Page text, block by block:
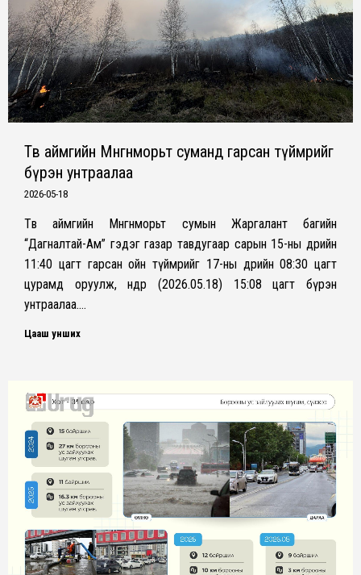
Төв аймгийн Мөнгөнморьт суманд гарсан түймрийг
бүрэн унтраалаа
2026-05-18
Төв аймгийн Мөнгөнморьт сумын Жаргалант багийн
“Дагналтай-Ам” гэдэг газар тавдугаар сарын 15-ны өдрийн
11:40 цагт гарсан ойн түймрийг 17-ны өдрийн 08:30 цагт
цурамд оруулж, өнөөдөр (2026.05.18) 15:08 цагт бүрэн
унтраалаа.…
Цааш унших